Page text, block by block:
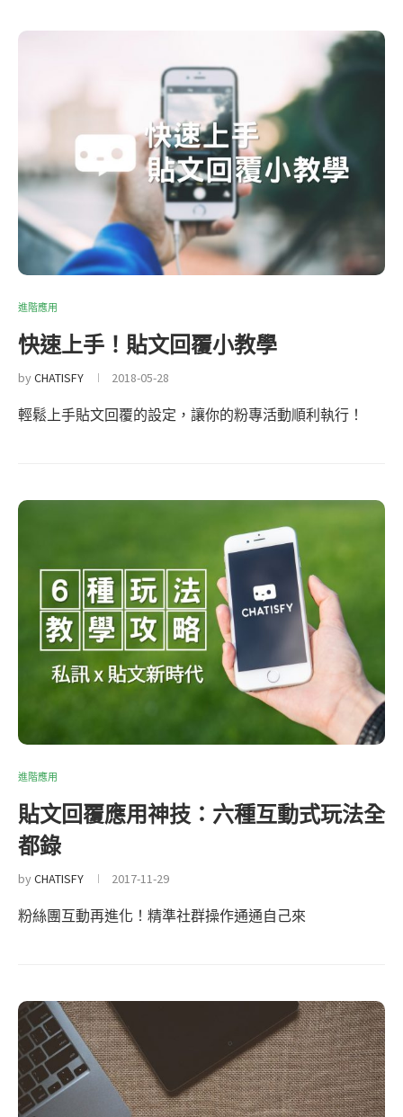
進階應用
快速上手！貼文回覆小教學
byCHATISFY 2018-05-28
輕鬆上手貼文回覆的設定，讓你的粉專活動順利執行！
進階應用
貼文回覆應用神技：六種互動式玩法全
都錄
byCHATISFY 2017-11-29
粉絲團互動再進化！精準社群操作通通自己來